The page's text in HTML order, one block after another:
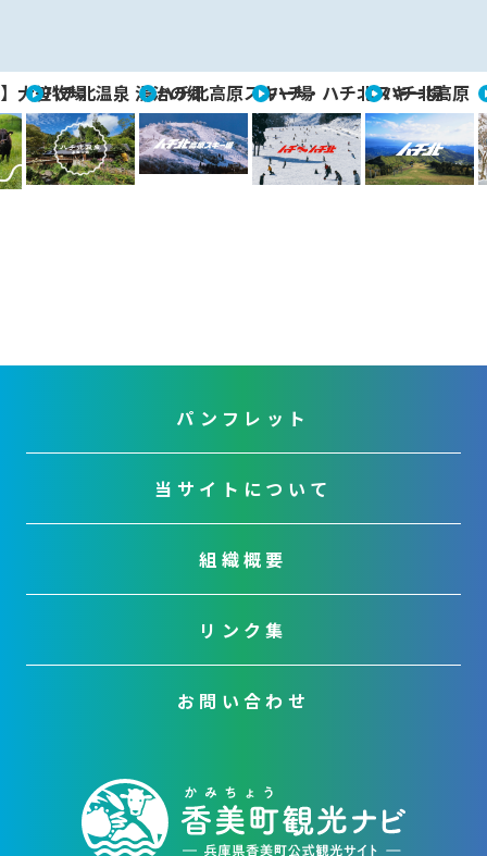
vi
o
u
s
xt
大笹牧場
ハチ北温泉 湯治の郷ハチ北高原スキー場ハチ・ハチ北スキー場
ハチ北高原
パンフレット
当サイトについて
組織概要
リンク集
お問い合わせ